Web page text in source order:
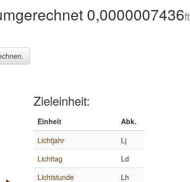
0,0000007436ft
Zieleinheit:
Einheit
Abk.
Lichtjahr
Lj
Lichttag
Ld
Lichtstunde
Lh